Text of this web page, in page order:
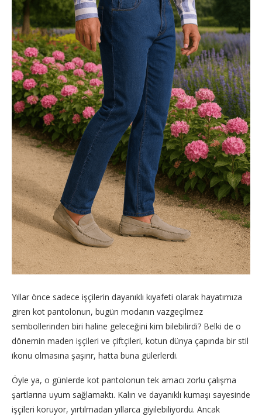
Yıllar önce sadece işçilerin dayanıklı kıyafeti olarak hayatımıza
giren kot pantolonun, bugün modanın vazgeçilmez
sembollerinden biri haline geleceğini kim bilebilirdi? Belki de o
dönemin maden işçileri ve çiftçileri, kotun dünya çapında bir stil
ikonu olmasına şaşırır, hatta buna gülerlerdi.
Öyle ya, o günlerde kot pantolonun tek amacı zorlu çalışma
şartlarına uyum sağlamaktı. Kalın ve dayanıklı kumaşı sayesinde
işçileri koruyor, yırtılmadan yıllarca giyilebiliyordu. Ancak